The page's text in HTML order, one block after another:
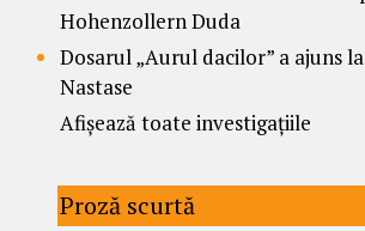
Hohenzollern Duda
Dosarul „Aurul dacilor” a ajuns
Nastase
Afișează toate investigațiile
Proză scurtă